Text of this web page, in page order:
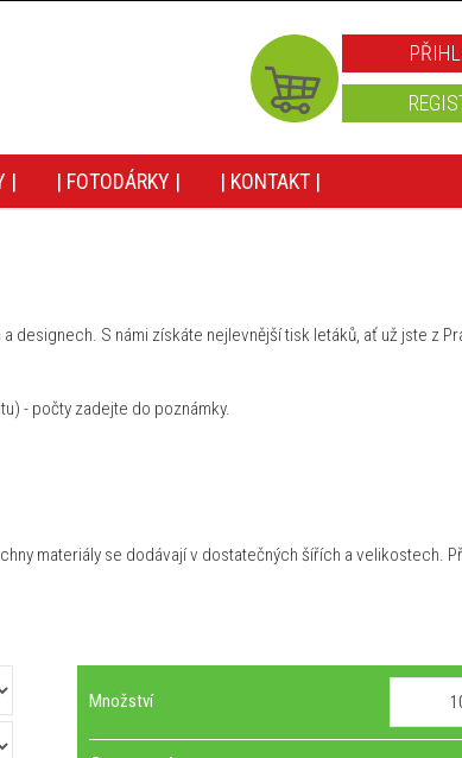
| | FOTODÁRKY | | KONTAKT |
S námi získáte nejlevnější tisk letáků, ať už jste z
- počty zadejte do poznámky.
materiály se dodávají v dostatečných šířích a velikostech.
Množství